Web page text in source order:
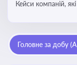
Кейси компаній,
бізнес-середовища
Головне за добу